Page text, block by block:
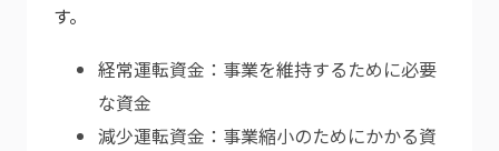
す。
経常運転資金：事業を維持するために必要
な資金
減少運転資金：事業縮小のためにかかる資